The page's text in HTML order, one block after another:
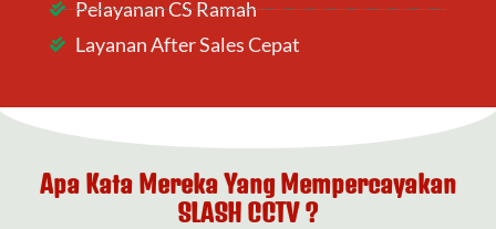
Pelayanan CS Ramah
Layanan After Sales Cepat
Apa Kata Mereka Yang Mempercayakan
SLASH CCTV ?